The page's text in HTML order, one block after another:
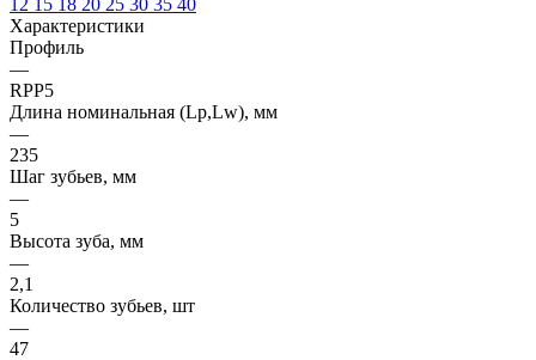
Характеристики
Профиль
—
RPP5
Длина номинальная (Lp,Lw), мм
—
235
Шаг зубьев, мм
—
5
Высота зуба, мм
—
2,1
Количество зубьев, шт
—
47